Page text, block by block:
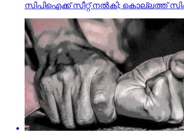
സിപിഐക്ക് സീറ്റ് നല്‍കി; കൊല്ലത്ത്